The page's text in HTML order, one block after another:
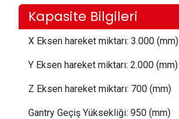
Kapasite Bilgileri
X Eksen hareket miktarı: 3.000 (mm)
Y Eksen hareket miktarı: 2.000 (mm)
Z Eksen hareket miktarı: 700 (mm)
Gantry Geçiş Yüksekliği: 950 (mm)